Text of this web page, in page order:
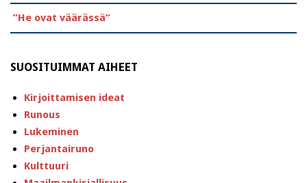
”He ovat väärässä”
SUOSITUIMMAT AIHEET
Kirjoittamisen ideat
Runous
Lukeminen
Perjantairuno
Kulttuuri